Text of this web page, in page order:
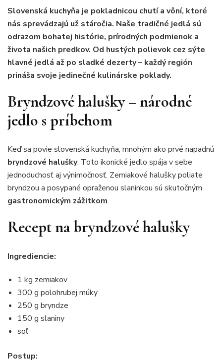
Slovenská kuchyňa je pokladnicou chutí a vôní, ktoré
nás sprevádzajú už stáročia. Naše tradičné jedlá sú
odrazom bohatej histórie, prírodných podmienok a
života našich predkov. Od hustých polievok cez sýte
hlavné jedlá až po sladké dezerty – každý región
prináša svoje jedinečné kulinárske poklady.
Bryndzové halušky – národné
jedlo s príbehom
Keď sa povie slovenská kuchyňa, mnohým ako prvé napadnú
bryndzové halušky. Toto ikonické jedlo spája v sebe
jednoduchosť aj výnimočnosť. Zemiakové halušky poliate
bryndzou a posypané opraženou slaninkou sú skutočným
gastronomickým zážitkom.
Recept na bryndzové halušky
Ingrediencie:
1 kg zemiakov
300 g polohrubej múky
250 g bryndze
150 g slaniny
soľ
Postup: